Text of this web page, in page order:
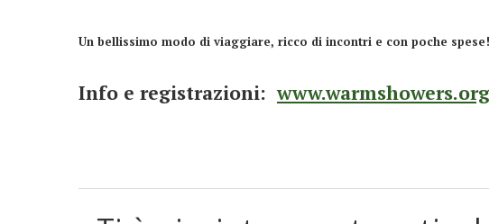
Un bellissimo modo di viaggiare, ricco di incontri e con poche spese!
Info e registrazioni:www.warmshowers.org